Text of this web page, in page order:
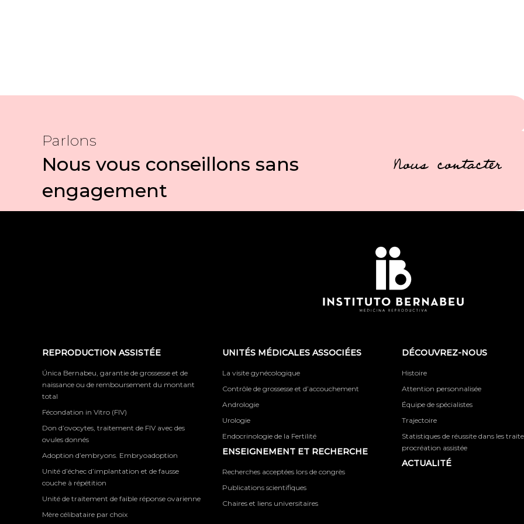
Parlons
Nous vous conseillons sans
engagement
Nous contacter
REPRODUCTION ASSISTÉE
Única Bernabeu, garantie de grossesse et de
naissance ou de remboursement du montant
total
Fécondation in Vitro (FIV)
Don d’ovocytes, traitement de FIV avec des
ovules donnés
Adoption d’embryons. Embryoadoption
Unité d’échec d’implantation et de fausse
couche à répétition
Unité de traitement de faible réponse ovarienne
Mère célibataire par choix
UNITÉS MÉDICALES ASSOCIÉES
La visite gynécologique
Contrôle de grossesse et d’accouchement
Andrologie
Urologie
Endocrinologie de la Fertilité
ENSEIGNEMENT ET RECHERCHE
Recherches acceptées lors de congrès
Publications scientifiques
Chaires et liens universitaires
DÉCOUVREZ-NOUS
Histoire
Attention personnalisée
Équipe de spécialistes
Trajectoire
Statistiques de réussite dans les
procréation assistée
ACTUALITÉ